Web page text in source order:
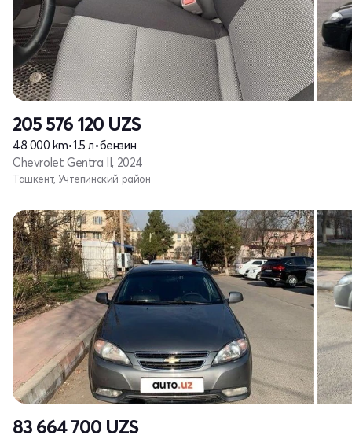
205 576 120 UZS
48 000 km•1.5 л•бензин
Chevrolet Gentra II, 2024
Ташкент, Учтепинский район
83 664 700 UZS